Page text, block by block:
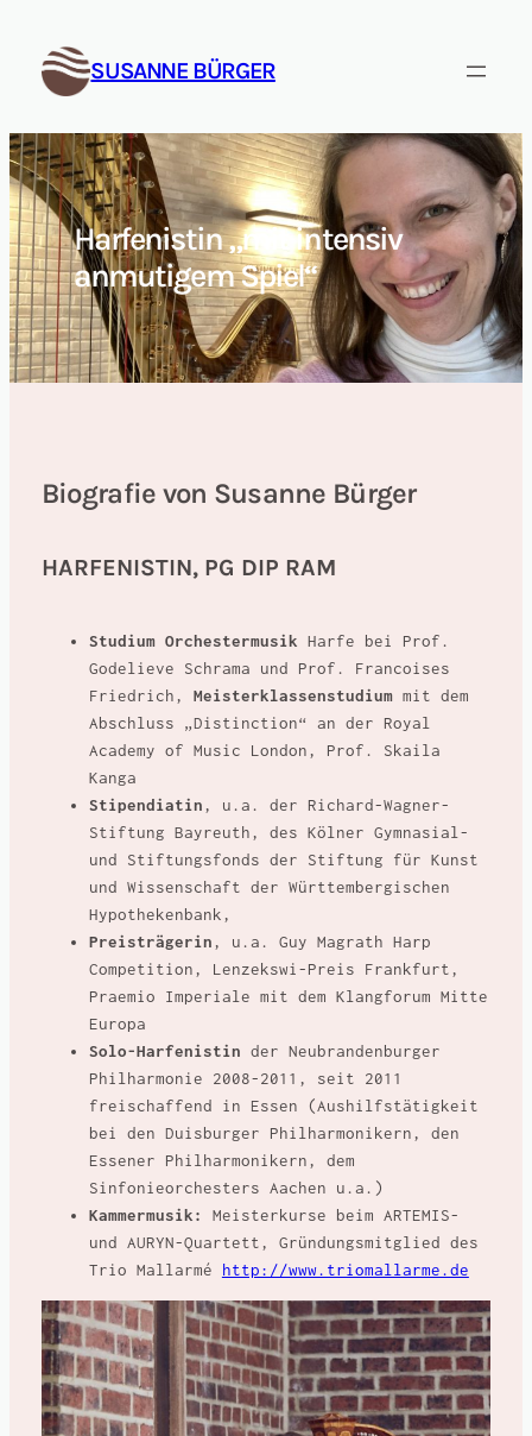
Inhalt
springen SUSANNE BÜRGER
Harfenistin „mit intensiv
anmutigem Spiel“
Biografie von Susanne Bürger
HARFENISTIN, PG DIP RAM
Studium Orchestermusik Harfe bei Prof.
Godelieve Schrama und Prof. Francoises
Friedrich, Meisterklassenstudiummit dem
Abschluss „Distinction“ an der Royal
Academy of Music London, Prof. Skaila
Kanga
Stipendiatin , u.a. der Richard-Wagner-
Stiftung Bayreuth, des Kölner Gymnasial-
und Stiftungsfonds der Stiftung für Kunst
und Wissenschaft der Württembergischen
Hypothekenbank,
Preisträgerin , u.a. Guy Magrath Harp
Competition, Lenzekswi-Preis Frankfurt,
Praemio Imperiale mit dem Klangforum Mitte
Europa
Solo-Harfenistin der Neubrandenburger
Philharmonie 2008-2011, seit 2011
freischaffend in Essen (Aushilfstätigkeit
bei den Duisburger Philharmonikern, den
Essener Philharmonikern, dem
Sinfonieorchesters Aachen u.a.)
Kammermusik:
Meisterkurse beim ARTEMIS-
und AURYN-Quartett, Gründungsmitglied des
Trio Mallarmé
http://www.triomallarme.de